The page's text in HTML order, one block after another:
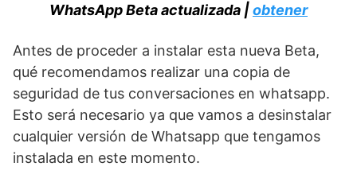
WhatsApp Beta actualizada |obtener
Antes de proceder a instalar esta nueva Beta,
qué recomendamos realizar una copia de
seguridad de tus conversaciones en whatsapp.
Esto será necesario ya que vamos a desinstalar
cualquier versión de Whatsapp que tengamos
instalada en este momento.